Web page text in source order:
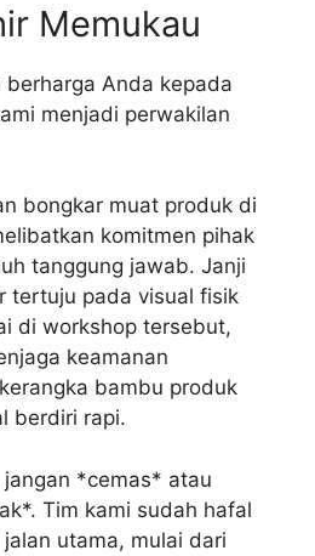
Memukau
berharga Anda kepada
menjadi perwakilan
bongkar muat produk di
komitmen pihak
tanggung jawab. Janji
tertuju pada visual fisik
di workshop tersebut,
keamanan
bambu produk
berdiri rapi.
*cemas* atau
Tim kami sudah hafal
utama, mulai dari